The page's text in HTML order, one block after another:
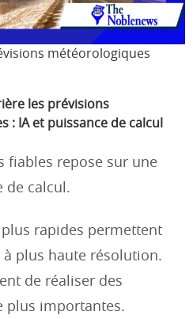
météorologiques
les prévisions
: IA et puissance de calcul
fiables repose sur une
de calcul.
rapides permettent
plus haute résolution.
de réaliser des
plus importantes.